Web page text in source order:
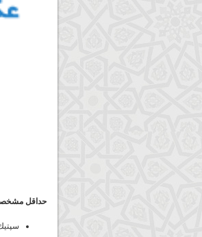
حداقل
سپتيك تانك